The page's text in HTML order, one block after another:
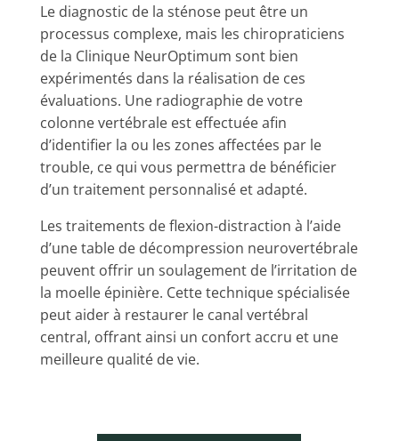
Le diagnostic de la sténose peut être un
processus complexe, mais les chiropraticiens
de la Clinique NeurOptimum sont bien
expérimentés dans la réalisation de ces
évaluations. Une radiographie de votre
colonne vertébrale est effectuée afin
d’identifier la ou les zones affectées par le
trouble, ce qui vous permettra de bénéficier
d’un traitement personnalisé et adapté.
Les traitements de flexion-distraction à l’aide
d’une table de décompression neurovertébrale
peuvent offrir un soulagement de l’irritation de
la moelle épinière. Cette technique spécialisée
peut aider à restaurer le canal vertébral
central, offrant ainsi un confort accru et une
meilleure qualité de vie.